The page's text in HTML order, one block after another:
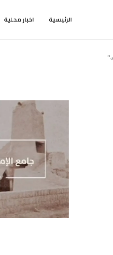
الرئيسية اخبار محلية